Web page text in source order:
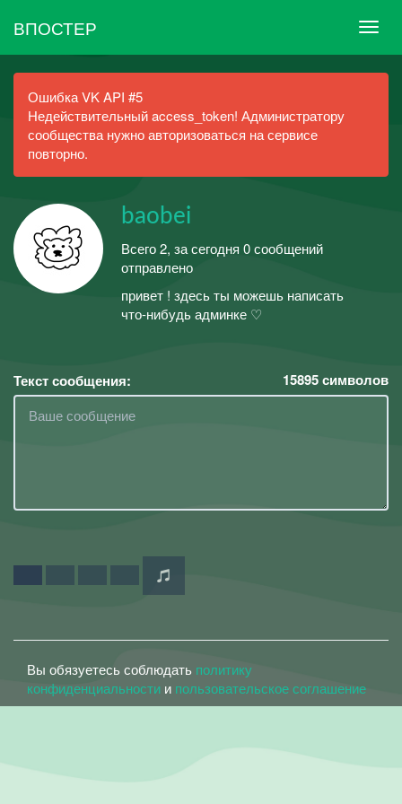
ВПОСТЕР
Ошибка VK API #5
Недействительный access_token! Администратору
сообщества нужно авторизоваться на сервисе
повторно.
baobei
Всего 2, за сегодня 0 сообщений
отправлено
привет ! здесь ты можешь написать
что-нибудь админке ♡
Текст сообщения: 15895символов
Вы обязуетесь соблюдать политику
конфиденциальности и пользовательское соглашение